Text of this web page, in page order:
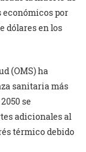
económicos por
dólares en los
(OMS) ha
sanitaria más
se
adicionales al
térmico debido